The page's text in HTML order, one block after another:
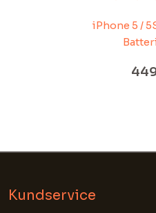
iPhone 5 /
Kundservice